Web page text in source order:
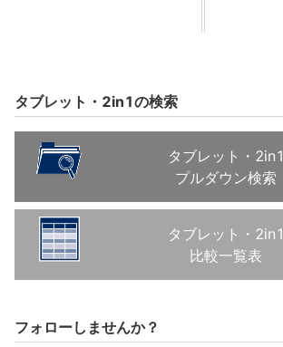
タブレット・2in1の検索
タブレット・2in1
プルダウン検索
タブレット・2in1
比較一覧表
フォローしませんか？